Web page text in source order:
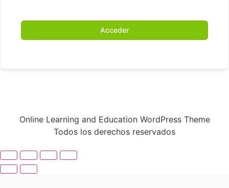
Acceder
Online Learning and Education WordPress Theme
Todos los derechos reservados